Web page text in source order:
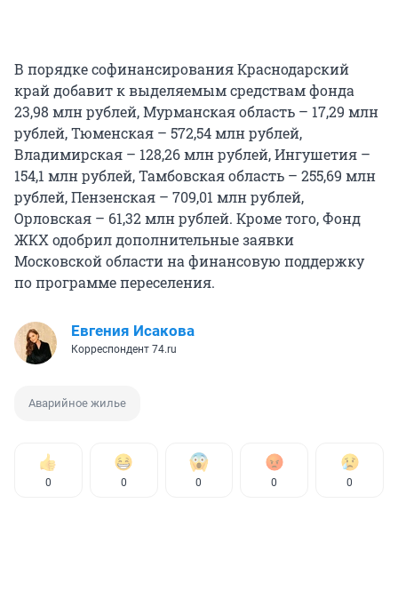
В порядке софинансирования Краснодарский
край добавит к выделяемым средствам фонда
23,98 млн рублей, Мурманская область – 17,29 млн
рублей, Тюменская – 572,54 млн рублей,
Владимирская – 128,26 млн рублей, Ингушетия –
154,1 млн рублей, Тамбовская область – 255,69 млн
рублей, Пензенская – 709,01 млн рублей,
Орловская – 61,32 млн рублей. Кроме того, Фонд
ЖКХ одобрил дополнительные заявки
Московской области на финансовую поддержку
по программе переселения.
Евгения Исакова
Корреспондент 74.ru
Аварийное жилье
0 0 0 0 0